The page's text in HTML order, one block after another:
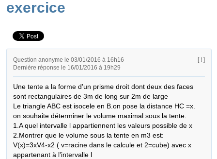
exercice
Question anonyme le 03/01/2016 à 16h16
Dernière réponse le 16/01/2016 à 19h29
[ ! ]
Une tente a la forme d'un prisme droit dont deux des faces
sont rectangulaires de 3m de long sur 2m de large
Le triangle ABC est isocele en B.on pose la distance HC =x.
on souhaite déterminer le volume maximal sous la tente.
1.A quel intervalle l appartiennent les valeurs possible de x
2.Montrer que le volume sous la tente en m3 est:
V(x)=3xV4-x2 ( v=racine dans le calcule et 2=cube) avec x
appartenant à l'intervalle l